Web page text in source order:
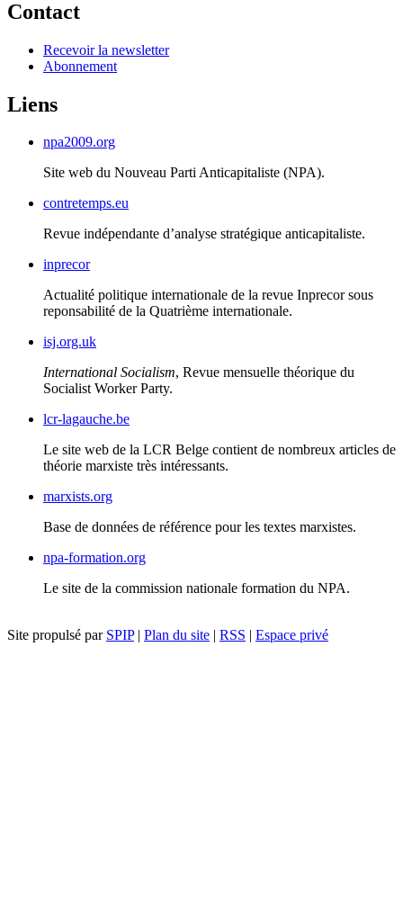
Contact
Recevoir la newsletter
Abonnement
Liens
npa2009.org
Site web du Nouveau Parti Anticapitaliste (NPA).
contretemps.eu
Revue indépendante d’analyse stratégique anticapitaliste.
inprecor
Actualité politique internationale de la revue Inprecor sous
reponsabilité de la Quatrième internationale.
isj.org.uk
International Socialism, Revue mensuelle théorique du
Socialist Worker Party.
lcr-lagauche.be
Le site web de la LCR Belge contient de nombreux articles de
théorie marxiste très intéressants.
marxists.org
Base de données de référence pour les textes marxistes.
npa-formation.org
Le site de la commission nationale formation du NPA.
Site propulsé par SPIP| Plan du site RSS Espace privé